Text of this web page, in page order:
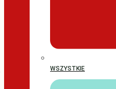
WSZYSTKIE